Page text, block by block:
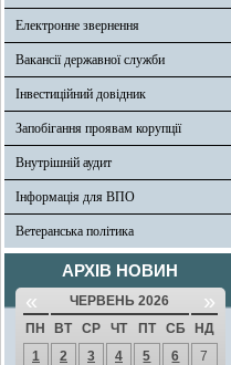
Електронне звернення
Вакансії державної служби
Інвестиційний довідник
Запобігання проявам корупції
Внутрішній аудит
Інформація для ВПО
Ветеранська політика
АРХІВ НОВИН
« ЧЕРВЕНЬ 2026 »
ПН ВТ СР ЧТ ПТ СБ
НД
1
2 3 4 5 6
7